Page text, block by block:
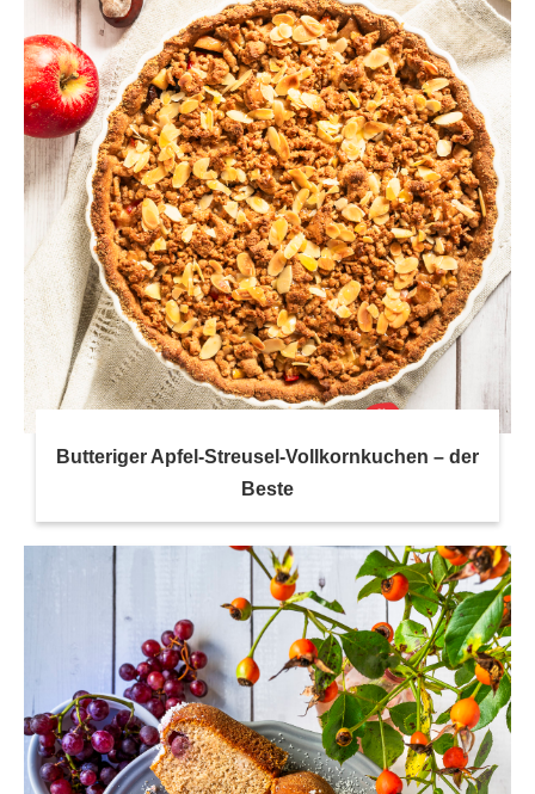
Butteriger Apfel-Streusel-Vollkornkuchen – der
Beste